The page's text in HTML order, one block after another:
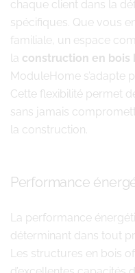
chaque client dans la
spécifiques. Que vous
familiale, un espace
la construction en bois
ModuleHome s’adapte
Cette flexibilité permet
sans jamais
la construction.
Performance
La performance
déterminant dans tout
Les structures en bois